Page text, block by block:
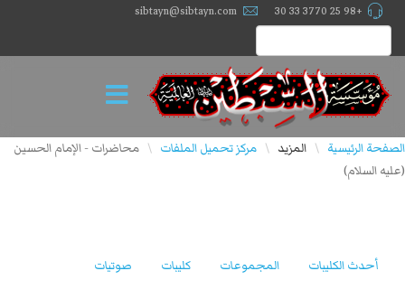
+98 25 3770 33 30
sibtayn@sibtayn.com
الصفحة الرئيسية \ المزيد \ مركز تحميل الملفات \ محاضرات - الإمام الحسين
(عليه السلام)
أحدث الكليبات المجموعات كليبات صوتيات